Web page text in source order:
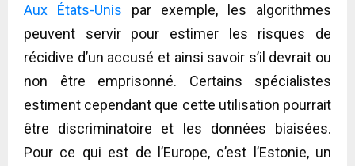
Aux États-Unis par exemple, les algorithmes
peuvent servir pour estimer les risques de
récidive d’un accusé et ainsi savoir s’il devrait ou
non être emprisonné. Certains spécialistes
estiment cependant que cette utilisation pourrait
être discriminatoire et les données biaisées.
Pour ce qui est de l’Europe, c’est l’Estonie, un